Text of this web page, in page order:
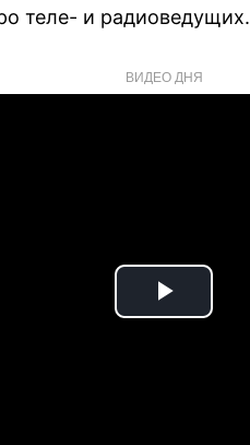
теле- и радиоведущих.
ВИДЕО ДНЯ
Play